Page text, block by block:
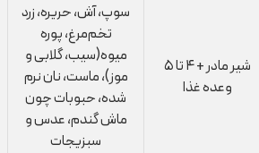
شیر مادر + ۴ تا ۵
وعده غذا
سوپ، آش، حریره‌، زرد
تخم‌مرغ، پوره
میوه(سیب، گلابی و
موز)، ماست، نان نرم
شده، حبوبات چون
ماش گندم، عدس و
سبزیجات